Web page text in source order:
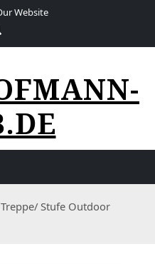
Website
Stufe Outdoor